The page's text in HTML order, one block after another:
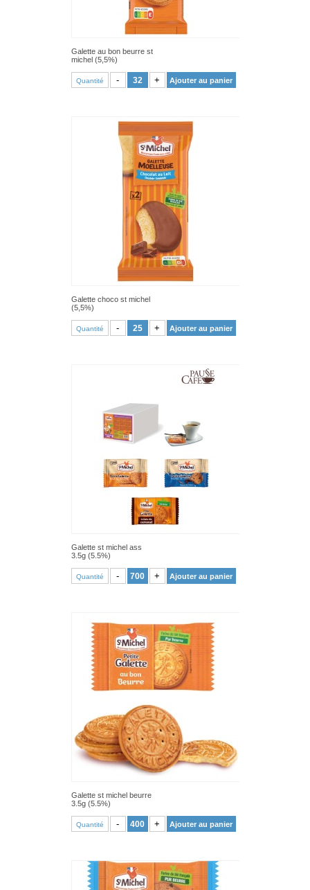
Galette au bon beurre st
michel (5,5%)
Quantité - + Ajouter au panier
Galette choco st michel
(5,5%)
Quantité - + Ajouter au panier
Galette st michel ass
3.5g (5.5%)
Quantité - + Ajouter au panier
Galette st michel beurre
3.5g (5.5%)
Quantité - + Ajouter au panier